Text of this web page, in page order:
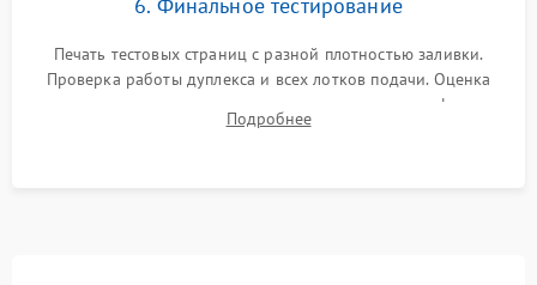
Печать тестовых страниц с разной плотностью заливки.
Проверка работы дуплекса и всех лотков подачи. Оценка
качества запекания тонера и полное отсутствие дефектов
изображения перед выдачей готового устройства.
Подробнее